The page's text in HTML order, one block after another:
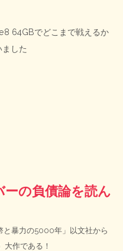
64GBでどこまで戦えるか
した
の負債論を読ん
と暴力の5000年」以文社から
作である！